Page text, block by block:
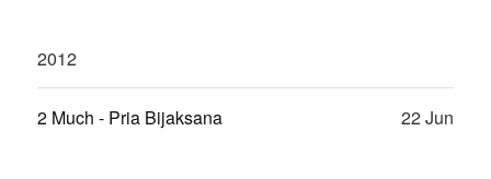
2012
2 Much - Pria Bijaksana 22 Jun